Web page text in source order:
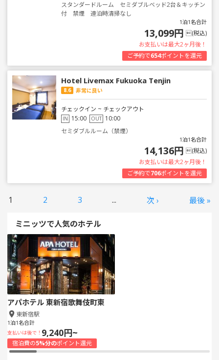
スタンダードルーム セミダブルベッド2台＆キッチン
付 禁煙 連泊時清掃なし
1泊1名合計
13,099円 (税込)
お支払いは最大2ヶ月後！
ご予約で654ポイントを還元
Hotel Livemax Fukuoka Tenjin
8.6 非常に良い
チェックイン ~ チェックアウト
IN 15:00 OUT 10:00
セミダブルルーム（禁煙）
1泊1名合計
14,136円 (税込)
お支払いは最大2ヶ月後！
ご予約で706ポイントを還元
1 2 3 ... 次 › 最後 »
ミニッツで人気のホテル
アパホテル 東新宿歌舞伎町東
東新宿駅
1泊1名合計
支払いは後で！ 9,240円~
宿泊費の5%分のポイント還元